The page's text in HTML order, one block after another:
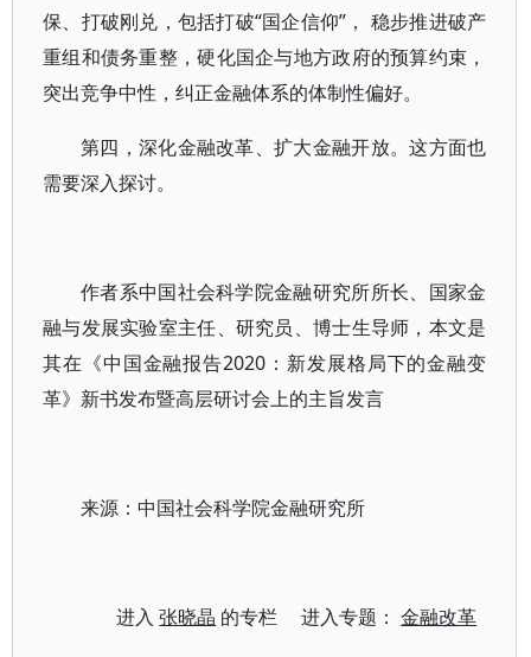
保、打破刚兑，包括打破“国企信仰”， 稳步推进破产
重组和债务重整，硬化国企与地方政府的预算约束，
突出竞争中性，纠正金融体系的体制性偏好。
第四，深化金融改革、扩大金融开放。这方面也
需要深入探讨。
作者系中国社会科学院金融研究所所长、国家金
融与发展实验室主任、研究员、博士生导师，本文是
其在《中国金融报告2020：新发展格局下的金融变
革》新书发布暨高层研讨会上的主旨发言
来源：中国社会科学院金融研究所
进入张晓晶 的专栏 进入专题：金融改革